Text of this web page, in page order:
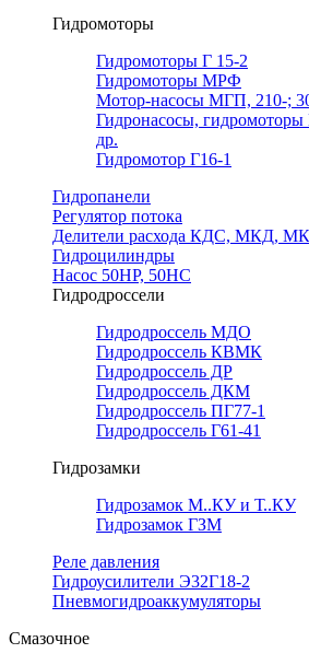
Гидромоторы
Гидромоторы Г 15-2
Гидромоторы МРФ
Мотор-насосы МГП, 210-;
Гидронасосы,
др.
Гидромотор Г16-1
Гидропанели
Регулятор потока
Делители расхода КДС, МКД,
Гидроцилиндры
Насос 50НР, 50НС
Гидродроссели
Гидродроссель МДО
Гидродроссель КВМК
Гидродроссель ДР
Гидродроссель ДКМ
Гидродроссель ПГ77-1
Гидродроссель Г61-41
Гидрозамки
Гидрозамок М..КУ и Т..КУ
Гидрозамок ГЗМ
Реле давления
Гидроусилители Э32Г18-2
Пневмогидроаккумуляторы
Смазочное